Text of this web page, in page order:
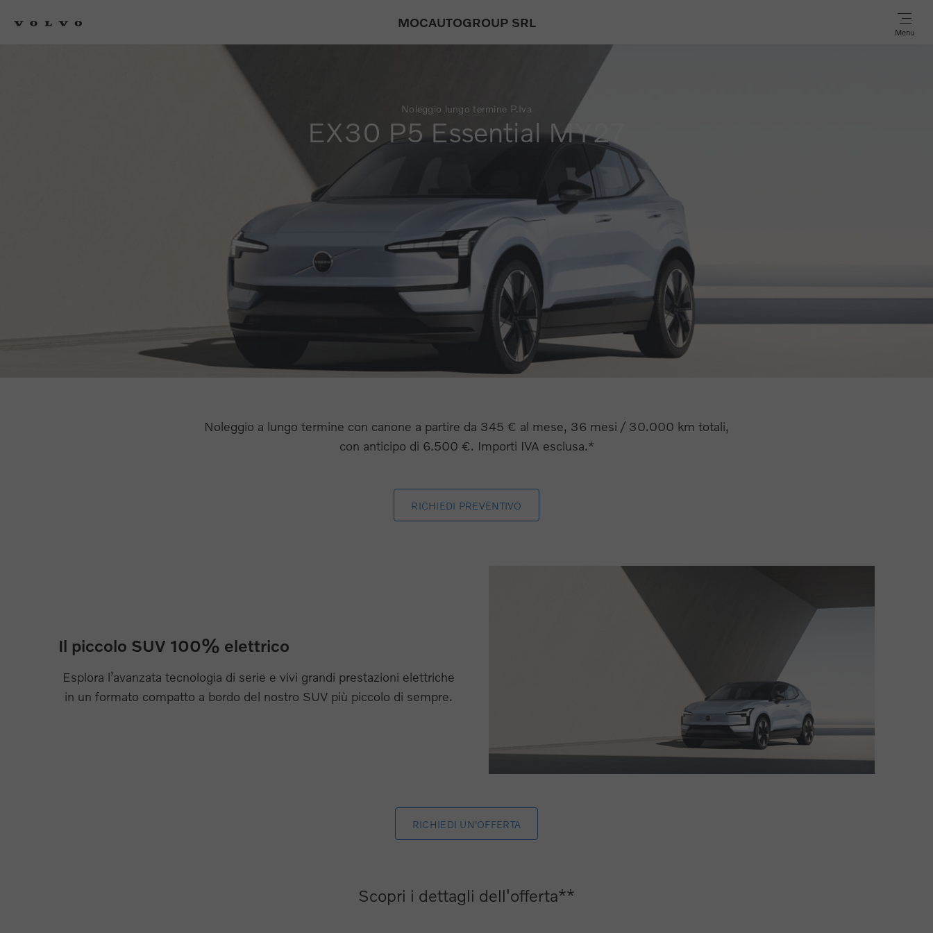
MOCAUTOGROUP SRL
Menu
Noleggio lungo termine P.Iva
EX30 P5 Essential MY27
Noleggio a lungo termine con canone a partire da 345 € al mese, 36 mesi / 30.000 km totali,
con anticipo di 6.500 €. Importi IVA esclusa.*
RICHIEDI PREVENTIVO
Il piccolo SUV 100% elettrico
Esplora l’avanzata tecnologia di serie e vivi grandi prestazioni elettriche
in un formato compatto a bordo del nostro SUV più piccolo di sempre.
RICHIEDI UN'OFFERTA
Scopri i dettagli dell'offerta**